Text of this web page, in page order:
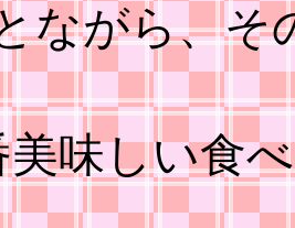
ながら、そ
味しい食